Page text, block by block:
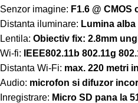
Senzor imagine: F1.6 @
Distanta iluminare: Lumina
Lentila: Obiectiv fix: 2.8mm
Wi-fi:
IEEE802.11b 802.11g
Distanta Wi-Fi: max. 220 metri
Audio: microfon si difuzor
Inregistrare: Micro SD pana la